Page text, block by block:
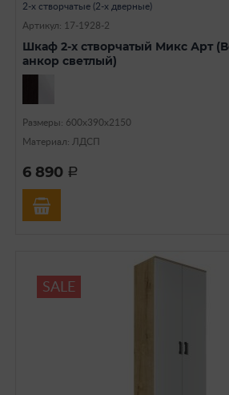
2-х створчатые (2-х дверные)
Артикул: 17-1928-2
Шкаф 2-х створчатый Микс Арт
анкор светлый)
Размеры: 600х390х2150
Материал: ЛДСП
6 890 a
SALE